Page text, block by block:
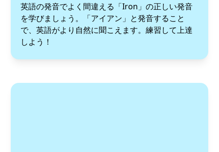
英語の発音でよく間違える「Iron」の正しい発音
を学びましょう。「アイアン」と発音すること
で、英語がより自然に聞こえます。練習して上達
しよう！